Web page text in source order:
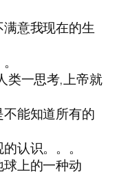
意我现在的生
类一思考,上帝就
能知道所有的
认识。。。
上的一种动